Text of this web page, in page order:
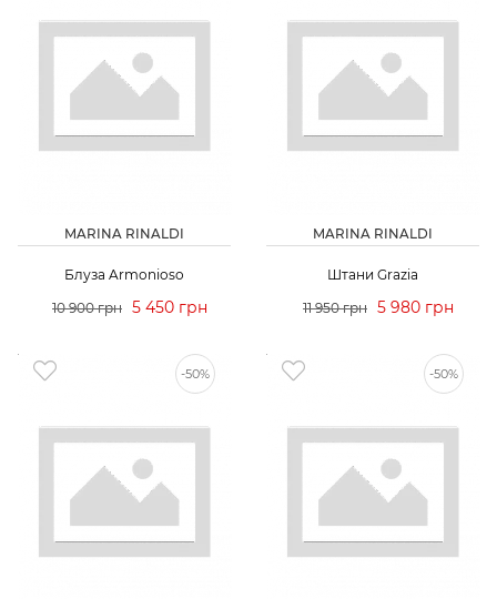
MARINA RINALDI
Блуза Armonioso
10 900 грн 5 450 грн
MARINA RINALDI
Штани Grazia
11 950 грн 5 980 грн
-50% -50%